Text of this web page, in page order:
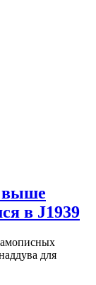
выше
в J1939
для